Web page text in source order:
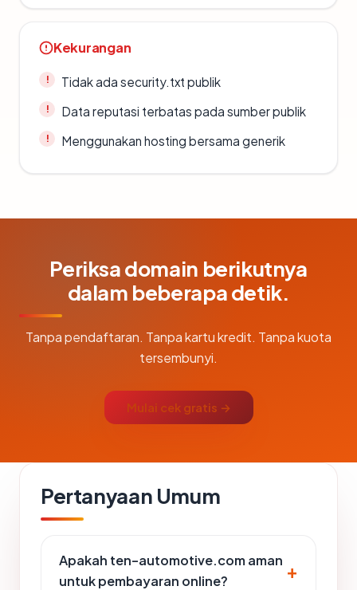
Kekurangan
Tidak ada security.txt publik
Data reputasi terbatas pada sumber publik
Menggunakan hosting bersama generik
Periksa domain berikutnya
dalam beberapa detik.
Tanpa pendaftaran. Tanpa kartu kredit. Tanpa kuota
tersembunyi.
Mulai cek gratis →
Pertanyaan Umum
Apakah ten-automotive.com aman
untuk pembayaran online?